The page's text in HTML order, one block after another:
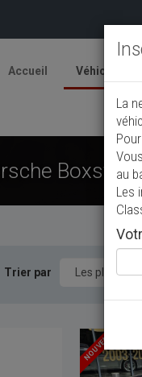
Accueil Véhicules
Boxster
Trier par
NOUVEAU
La
au
Les